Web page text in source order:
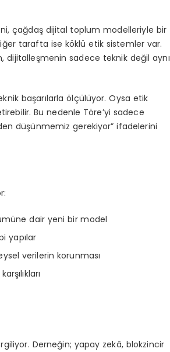
çağdaş dijital toplum modelleriyle bir
tarafta ise köklü etik sistemler var.
dijitalleşmenin sadece teknik değil aynı
başarılarla ölçülüyor. Oysa etik
Bu nedenle Töre’yi sadece
düşünmemiz gerekiyor” ifadelerini
dair yeni bir model
yapılar
verilerin korunması
Derneğin; yapay zekâ, blokzincir